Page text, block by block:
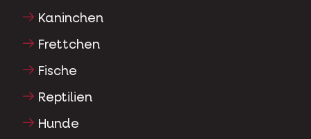
Kaninchen
Frettchen
Fische
Reptilien
Hunde